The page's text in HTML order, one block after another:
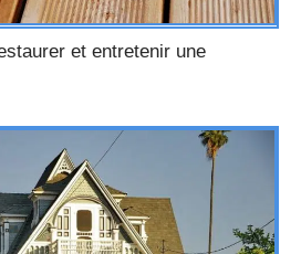
et entretenir une